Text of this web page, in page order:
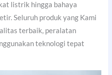
listrik hingga bahaya
Seluruh produk yang Kami
terbaik, peralatan
teknologi tepat